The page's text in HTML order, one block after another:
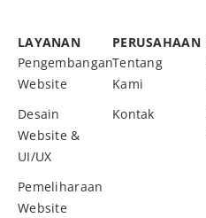
LAYANAN
Pengembangan
Website
Desain
Website &
UI/UX
Pemeliharaan
Website
PERUSAHAAN
Tentang
Kami
Kontak